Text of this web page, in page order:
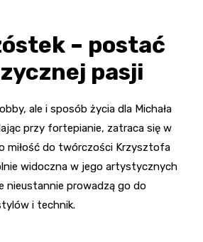
– postać
pasji
ale i sposób życia dla Michała
przy fortepianie, zatraca się w
miłość do twórczości Krzysztofa
widoczna w jego artystycznych
nieustannie prowadzą go do
i technik.